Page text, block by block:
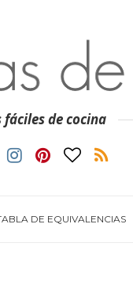
fáciles de cocina
DE EQUIVALENCIAS